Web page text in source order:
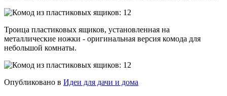
Троица пластиковых ящиков, установленная на
металлические ножки - оригинальная версия комода для
небольшой комнаты.
Опубликовано в Идеи для дачи и дома